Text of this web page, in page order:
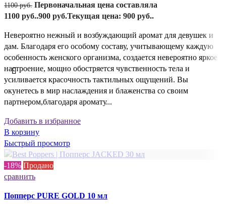
1100руб. Первоначальная цена составляла
1100 руб..900 руб.Текущая цена: 900 руб..
Невероятно нежный и возбуждающий аромат для девушек и
дам. Благодаря его особому составу, учитывающему каждую
особенность женского организма, создается невероятно яркое
настроение, мощно обостряется чувственность тела и
усиливается красочность тактильных ощущений. Вы
окунетесь в мир наслаждения и блаженства со своим
партнером,благодаря аромату...
Добавить в избранное
В корзину
Быстрый просмотр
-18% Продано
сравнить
Попперс PURE GOLD 10 мл